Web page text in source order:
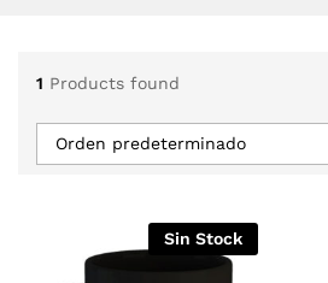
1 Products found
Orden predeterminado
Sin Stock